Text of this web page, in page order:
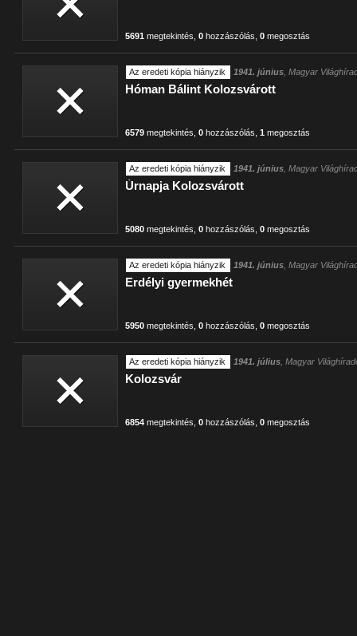
5691 megtekintés ,0 hozzászólás ,0 megosztás
Az eredeti kópia hiányzik 1941. június , Magyar
Hóman Bálint Kolozsvárott
6579 megtekintés ,0 hozzászólás ,1 megosztás
Az eredeti kópia hiányzik 1941. június , Magyar
Úrnapja Kolozsvárott
5080 megtekintés ,0 hozzászólás ,0 megosztás
Az eredeti kópia hiányzik 1941. június , Magyar
Erdélyi gyermekhét
5950 megtekintés ,0 hozzászólás ,0 megosztás
Az eredeti kópia hiányzik 1941. július , Magyar
Kolozsvár
6854 megtekintés ,0 hozzászólás ,0 megosztás